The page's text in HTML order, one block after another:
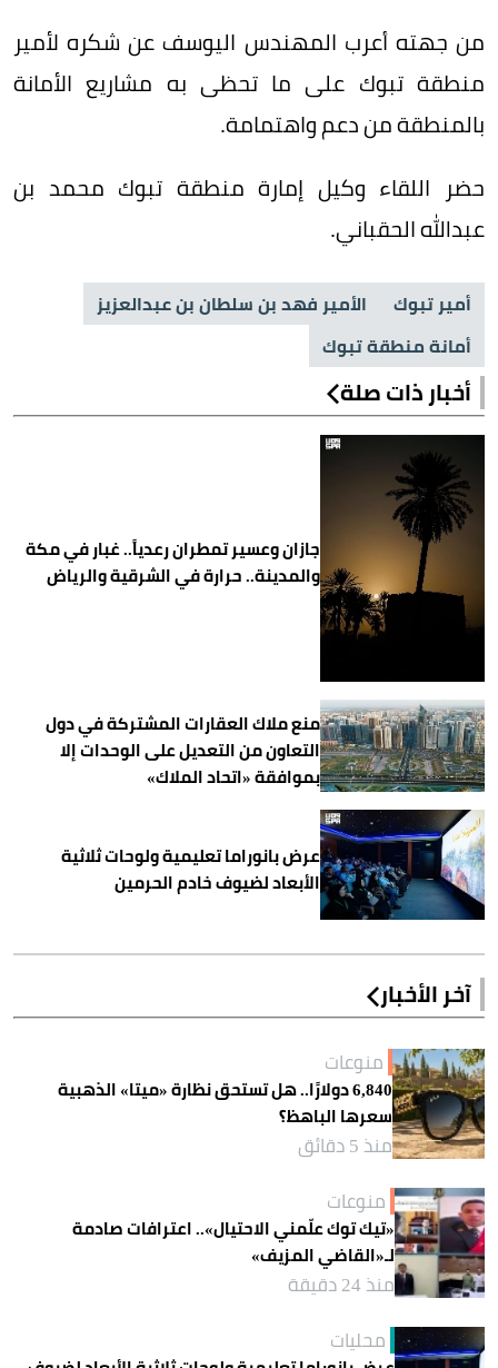
من جهته أعرب المهندس اليوسف عن شكره لأمير
منطقة تبوك على ما تحظى به مشاريع الأمانة
بالمنطقة من دعم واهتمامة.
حضر اللقاء وكيل إمارة منطقة تبوك محمد بن
عبدالله الحقباني.
أمير تبوك
الأمير فهد بن سلطان بن عبدالعزيز
أمانة منطقة تبوك
أخبار ذات صلة
جازان وعسير تمطران رعدياً.. غبار في مكة
والمدينة.. حرارة في الشرقية والرياض
منع ملاك العقارات المشتركة في دول
التعاون من التعديل على الوحدات إلا
بموافقة «اتحاد الملاك»
عرض بانوراما تعليمية ولوحات ثلاثية
الأبعاد لضيوف خادم الحرمين
آخر الأخبار
منوعات
6,840 دولارًا.. هل تستحق نظارة «ميتا» الذهبية
سعرها الباهظ؟
منذ 5 دقائق
منوعات
«تيك توك علّمني الاحتيال».. اعترافات صادمة
لـ«القاضي المزيف»
منذ 24 دقيقة
محليات